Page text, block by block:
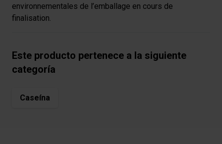
environnementales de l’emballage en cours de
finalisation.
Este producto pertenece a la siguiente
categoría
Caseína